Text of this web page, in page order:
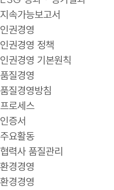
지속가능보고서
인권경영
인권경영 정책
인권경영 기본원칙
품질경영
품질경영방침
프로세스
인증서
주요활동
협력사 품질관리
환경경영
환경경영